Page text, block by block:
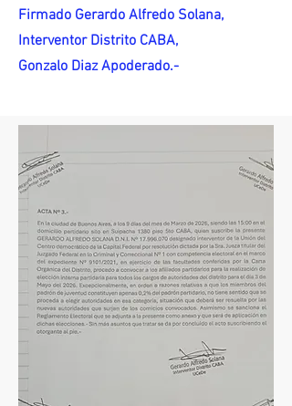
Firmado Gerardo Alfredo Solana,
Interventor Distrito CABA,
Gonzalo Diaz Apoderado.-